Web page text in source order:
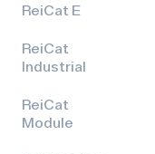
ReiCat E
ReiCat
Industrial
ReiCat
Module